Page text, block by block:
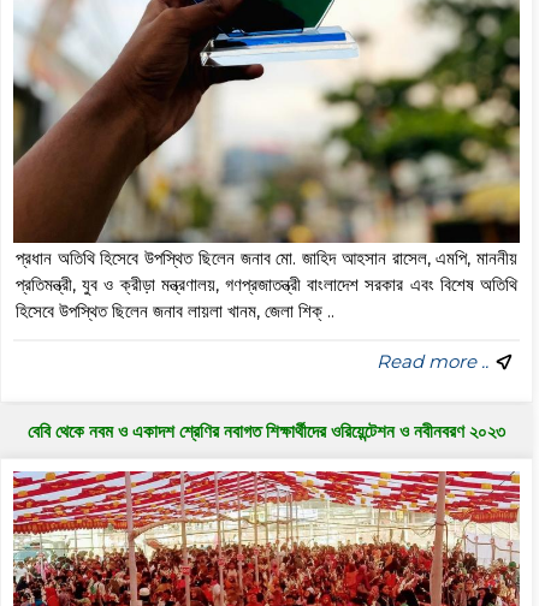
প্রধান অতিথি হিসেবে উপস্থিত ছিলেন জনাব মো. জাহিদ আহসান রাসেল, এমপি, মাননীয়
প্রতিমন্ত্রী, যুব ও ক্রীড়া মন্ত্রণালয়, গণপ্রজাতন্ত্রী বাংলাদেশ সরকার এবং বিশেষ অতিথি
হিসেবে উপস্থিত ছিলেন জনাব লায়লা খানম, জেলা শিক্ ..
Read more ..
বেবি থেকে নবম ও একাদশ শ্রেণির নবাগত শিক্ষার্থীদের ওরিয়েন্টেশন ও নবীনবরণ ২০২৩